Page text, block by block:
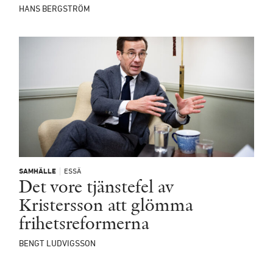
HANS BERGSTRÖM
SAMHÄLLE ESSÄ
Det vore tjänstefel av
Kristersson att glömma
frihetsreformerna
BENGT LUDVIGSSON